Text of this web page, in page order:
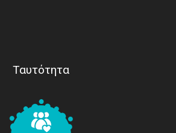
Ταυτότητα